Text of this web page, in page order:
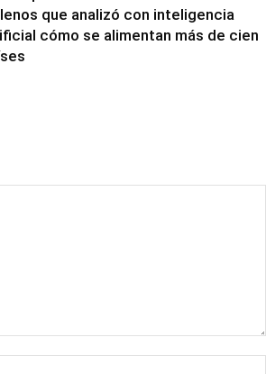
que analizó con inteligencia
cómo se alimentan más de cien